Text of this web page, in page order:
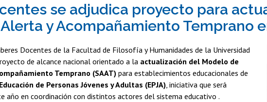
Estudios Avanzados en Educación
Estudios
Nutrición y Tecnología de
se adjudica proyecto para
y Acompañamiento Temprano
Docentes de la Facultad de Filosofía y Humanidades de la Universidad
de alcance nacional orientado a la actualización del Modelo de
Temprano (SAAT) para establecimientos educacionales de
Educación de Personas Jóvenes y Adultas (EPJA) , iniciativa que será
año en coordinación con distintos actores del sistema educativo .